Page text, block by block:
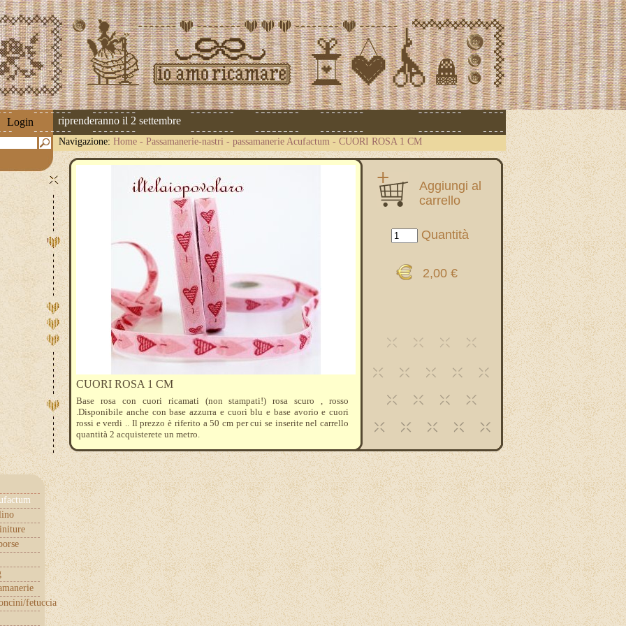
Login riprenderanno il 2 settembre
Navigazione: Home - Passamanerie-nastri - passamanerie Acufactum - CUORI ROSA 1 CM
fetuccia
Aggiungi al
carrello
Quantità
2,00 €
CUORI ROSA 1 CM
Base rosa con cuori ricamati (non stampati!) rosa scuro , rosso
.Disponibile anche con base azzurra e cuori blu e base avorio e cuori
rossi e verdi .. Il prezzo è riferito a 50 cm per cui se inserite nel carrello
quantità 2 acquisterete un metro.